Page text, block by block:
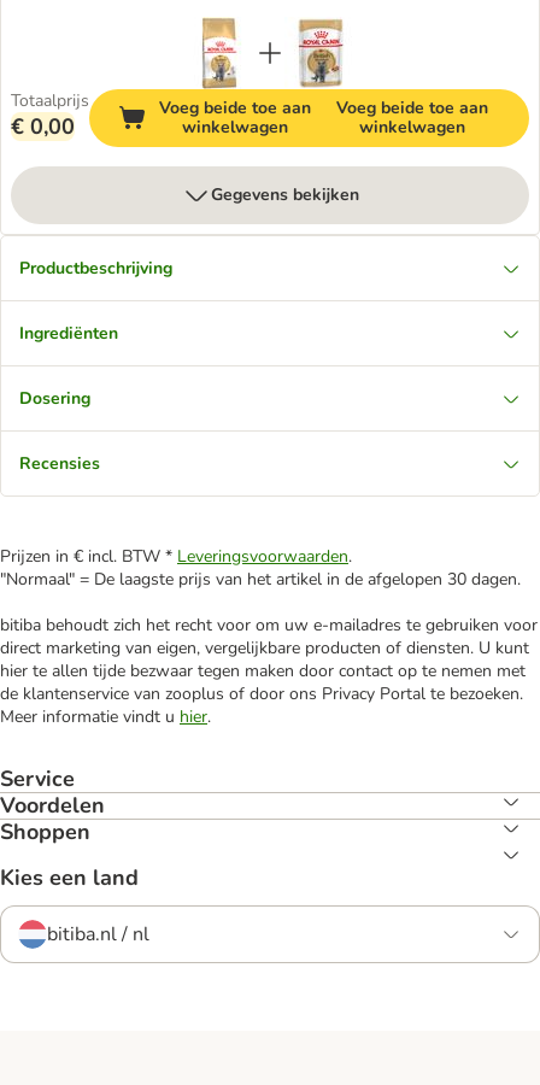
Totaalprijs
€ 0,00
Voeg beide toe aan
winkelwagen
Voeg beide toe aan
winkelwagen
Gegevens bekijken
Productbeschrijving
Ingrediënten
Dosering
Recensies
Prijzen in € incl. BTW * Leveringsvoorwaarden.
"Normaal" = De laagste prijs van het artikel in de afgelopen 30 dagen.
bitiba behoudt zich het recht voor om uw e-mailadres te gebruiken voor
direct marketing van eigen, vergelijkbare producten of diensten. U kunt
hier te allen tijde bezwaar tegen maken door contact op te nemen met
de klantenservice van zooplus of door ons Privacy Portal te bezoeken.
Meer informatie vindt u hier.
Service
Voordelen
Shoppen
Kies een land
bitiba.nl / nl